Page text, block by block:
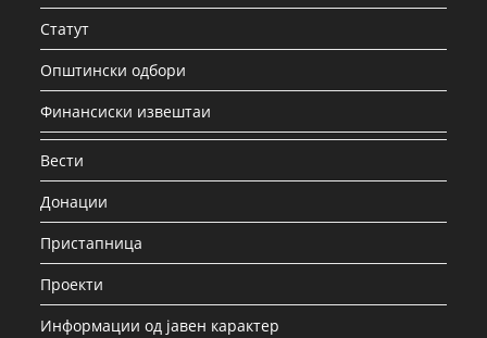
Статут
Општински одбори
Финансиски извештаи
Вести
Донации
Пристапница
Проекти
Информации од јавен карактер